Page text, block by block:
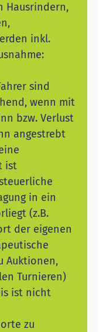
Hausrindern,
inkl.
sind
wenn mit
bzw. Verlust
angestrebt
ist
in ein
(z.B.
der eigenen
Auktionen,
Turnieren)
ist nicht
zu